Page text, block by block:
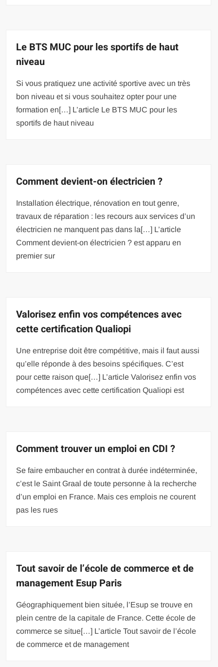
Le BTS MUC pour les sportifs de haut
niveau
Si vous pratiquez une activité sportive avec un très
bon niveau et si vous souhaitez opter pour une
formation en[…] L’article Le BTS MUC pour les
sportifs de haut niveau
Comment devient-on électricien ?
Installation électrique, rénovation en tout genre,
travaux de réparation : les recours aux services d’un
électricien ne manquent pas dans la[…] L’article
Comment devient-on électricien ? est apparu en
premier sur
Valorisez enfin vos compétences avec
cette certification Qualiopi
Une entreprise doit être compétitive, mais il faut aussi
qu’elle réponde à des besoins spécifiques. C’est
pour cette raison que[…] L’article Valorisez enfin vos
compétences avec cette certification Qualiopi est
Comment trouver un emploi en CDI ?
Se faire embaucher en contrat à durée indéterminée,
c’est le Saint Graal de toute personne à la recherche
d’un emploi en France. Mais ces emplois ne courent
pas les rues
Tout savoir de l’école de commerce et de
management Esup Paris
Géographiquement bien située, l’Esup se trouve en
plein centre de la capitale de France. Cette école de
commerce se situe[…] L’article Tout savoir de l’école
de commerce et de management